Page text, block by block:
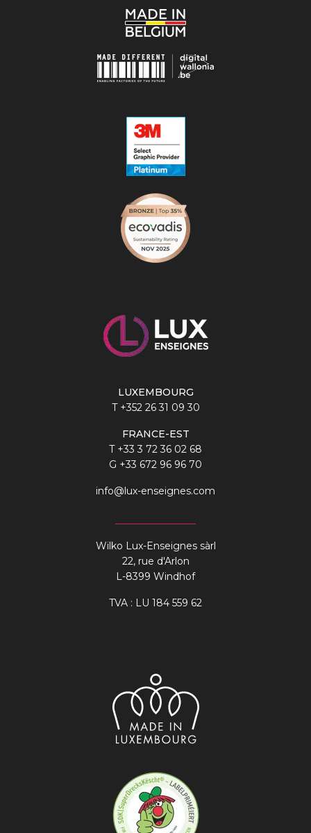
LUXEMBOURG
T +352 26 31 09 30
FRANCE-EST
T +33 3 72 36 02 68
G +33 672 96 96 70
info@lux-enseignes.com
Wilko Lux-Enseignes sàrl
22, rue d'Arlon
L-8399 Windhof
TVA : LU 184 559 62